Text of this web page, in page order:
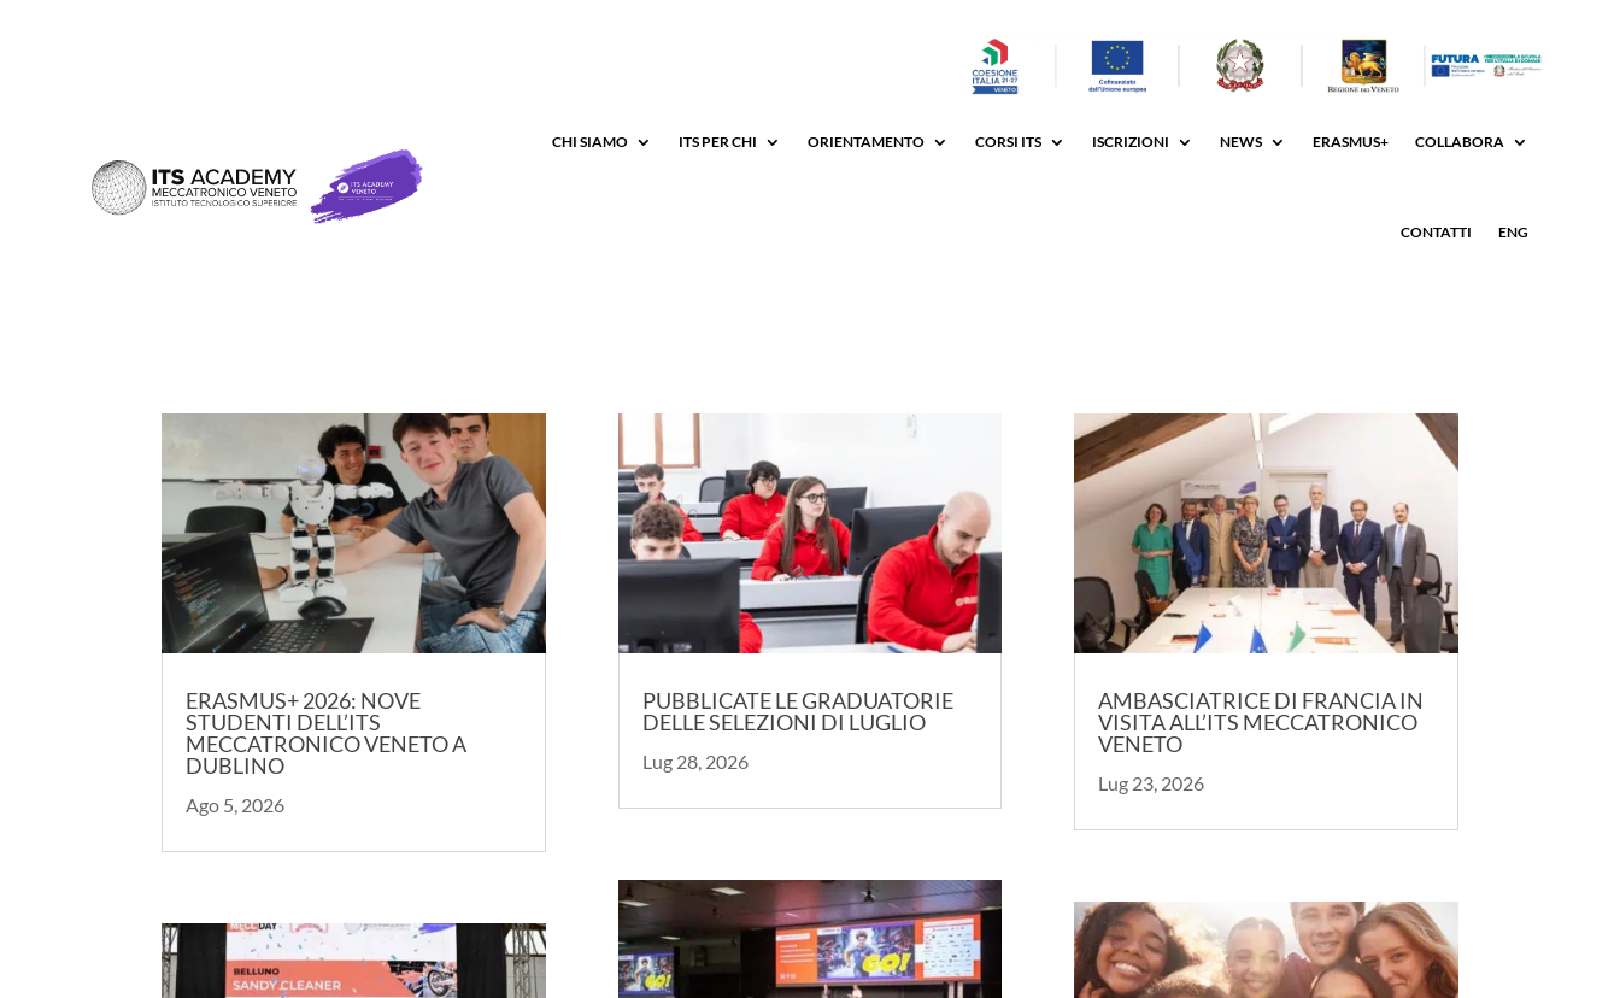
CHI SIAMO ITS PER CHI ORIENTAMENTO CORSI ITS ISCRIZIONI NEWS ERASMUS+ COLLABORA
CONTATTI ENG
ERASMUS+ 2026: NOVE
STUDENTI DELL’ITS
MECCATRONICO VENETO A
DUBLINO
Ago 5, 2026
PUBBLICATE LE GRADUATORIE
DELLE SELEZIONI DI LUGLIO
Lug 28, 2026
AMBASCIATRICE DI FRANCIA IN
VISITA ALL’ITS MECCATRONICO
VENETO
Lug 23, 2026